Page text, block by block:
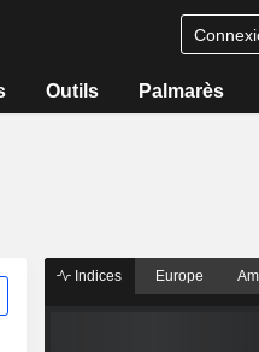
Outils Palmarès
Indices Europe